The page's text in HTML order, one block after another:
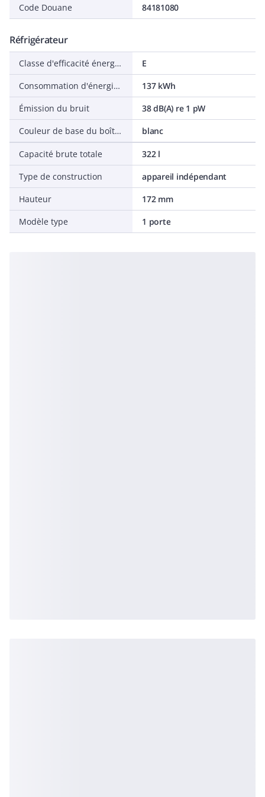
Code Douane 84181080
Réfrigérateur
Classe d'efficacité énergétique (2017/1369 / EU)
E
Consommation d'énergie annuelle moyenne
137 kWh
Émission du bruit
38 dB(A) re 1 pW
Couleur de base du boîtier
blanc
Capacité brute totale
322 l
Type de construction
appareil indépendant
Hauteur
172 mm
Modèle type
1 porte